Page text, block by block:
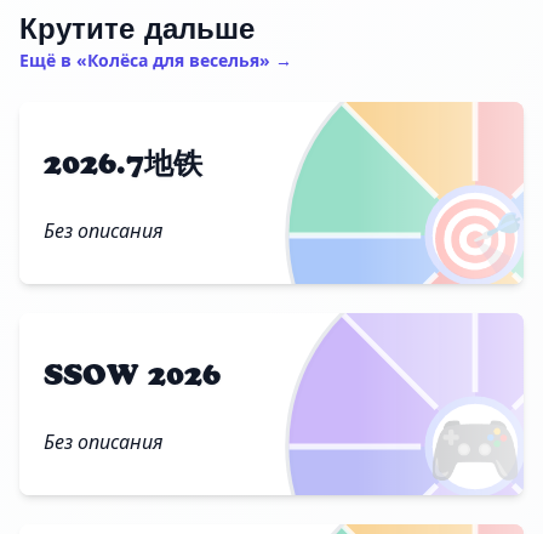
Крутите дальше
Ещё в «Колёса для веселья» →
🎯
2026.7地铁
Без описания
🎮
SSOW 2026
Без описания